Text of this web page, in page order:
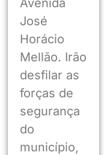
José
Horácio
Mellão. Irão
desfilar as
forças de
segurança
do
município,